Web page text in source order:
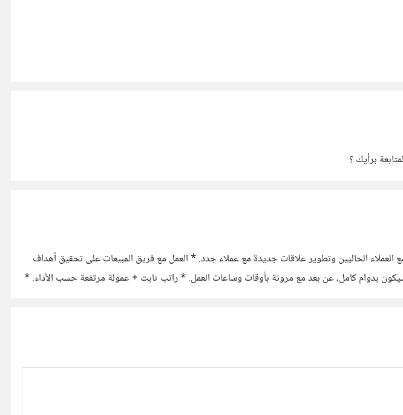
برأيك ؟
العملاء الحاليين وتطوير علاقات جديدة مع عملاء جدد. * العمل مع فريق المبيعات على تحقيق أهداف
بدوام كامل، عن بعد مع مرونة بأوقات وساعات العمل. * راتب ثابت + عمولة مرتفعة حسب الأداء. *